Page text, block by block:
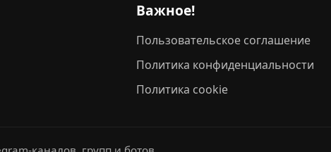
Важное!
Пользовательское соглашение
Политика конфиденциальности
Политика cookie